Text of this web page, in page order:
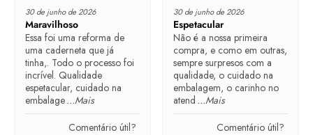
Rated 5out of 5
30 de junho de 2026
Maravilhoso
Essa foi uma reforma de
uma caderneta que já
tinha,. Todo o processo foi
incrível. Qualidade
espetacular, cuidado na
embalage...Mais
Comentário útil?
Rated 5out of 5
30 de junho de 2026
Espetacular
Não é a nossa primeira
compra, e como em outras,
sempre surpresos com a
qualidade, o cuidado na
embalagem, o carinho no
atend ...Mais
Comentário útil?